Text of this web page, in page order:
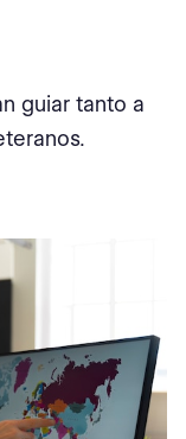
guiar tanto a